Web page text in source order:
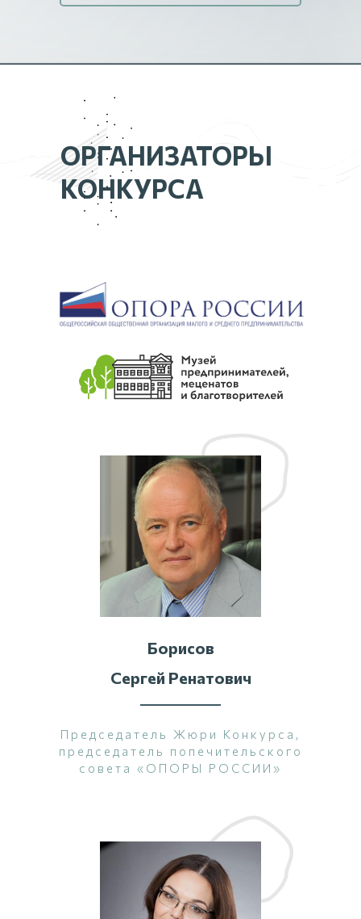
ОРГАНИЗАТОРЫ
КОНКУРСА
Борисов
Сергей Ренатович
Председатель Жюри Конкурса,
председатель попечительского
совета «ОПОРЫ РОССИИ»